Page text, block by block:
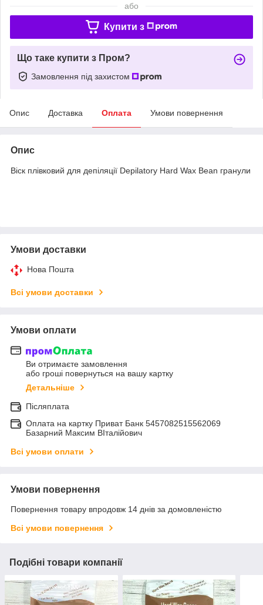
або
Купити з
Що таке купити з Пром?
Замовлення під захистом
Опис Доставка Оплата Умови повернення
Опис
Віск плівковий для депіляції Depilatory Hard Wax Bean гранули
Умови доставки
Нова Пошта
Всі умови доставки
Умови оплати
Ви отримаєте замовлення
або гроші повернуться на вашу картку
Детальніше
Післяплата
Оплата на картку Приват Банк 5457082515562069
Базарний Максим ВІталійович
Всі умови оплати
Умови повернення
Повернення товару впродовж 14 днів за домовленістю
Всі умови повернення
Подібні товари компанії